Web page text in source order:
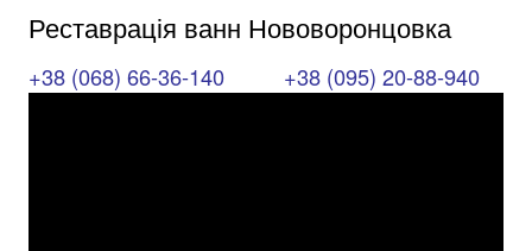
Реставрація ванн Нововоронцовка
+38 (068) 66-36-140 +38 (095) 20-88-940